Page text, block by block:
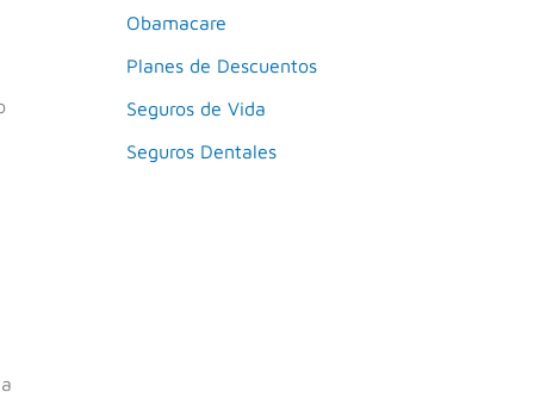
Obamacare
Planes de Descuentos
Seguros de Vida
Seguros Dentales